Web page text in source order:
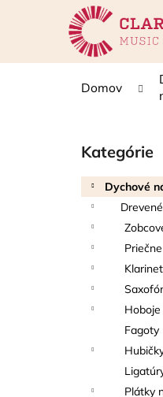
Domov
Preskočiť
kategórie
Kategórie
Dychové
Drevené
Hoboje
Fagoty
Plátky
í
Späť
do
Späť
do
THOMANN